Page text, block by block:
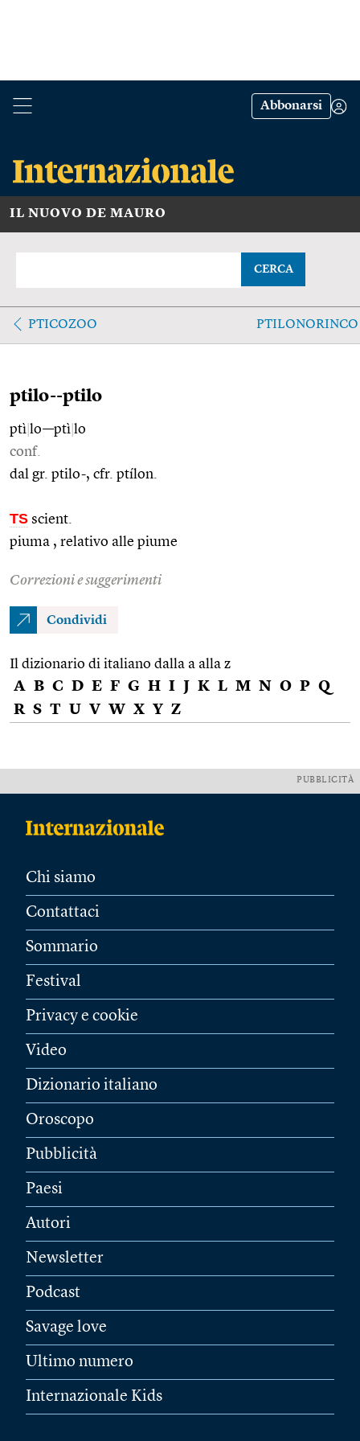
Abbonarsi
IL NUOVO DE MAURO
CERCA
PTICOZOO PTILONORINCO
ptilo--ptilo
ptì lo––ptì lo
conf.
dal gr. ptilo-, cfr. ptílon.
TS scient.
piuma , relativo alle piume
Correzioni e suggerimenti
Condividi
Il dizionario di italiano dalla a alla z
A B C D E F G H I J K L M N O P Q
R S T U V W X Y Z
PUBBLICITÀ
Chi siamo
Contattaci
Sommario
Festival
Privacy e cookie
Video
Dizionario italiano
Oroscopo
Pubblicità
Paesi
Autori
Newsletter
Podcast
Savage love
Ultimo numero
Internazionale Kids